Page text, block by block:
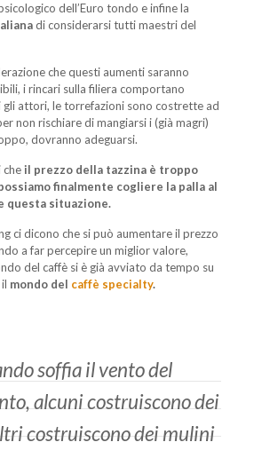
dell’Euro tondo e infine la
di considerarsi tutti maestri del
che questi aumenti saranno
i rincari sulla filiera comportano
gli attori, le torrefazioni sono costrette ad
non rischiare di mangiarsi i (già magri)
dovranno adeguarsi.
cheil prezzo della tazzina è troppo
finalmente cogliere la palla al
questa situazione.
ci dicono che si può aumentare il prezzo
a far percepire un miglior valore,
del caffè si è già avviato da tempo su
mondo del caffè specialty.
soffia il vento del
alcuni costruiscono dei
costruiscono dei mulini